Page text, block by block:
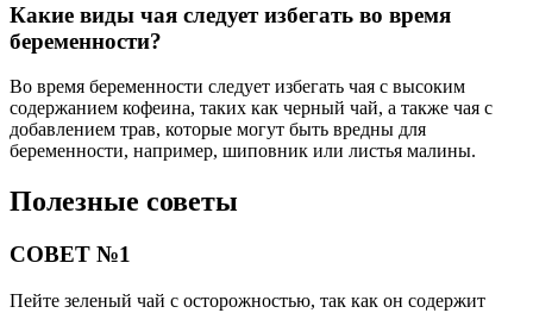
Какие виды чая следует избегать во время
беременности?
Во время беременности следует избегать чая с высоким
содержанием кофеина, таких как черный чай, а также чая с
добавлением трав, которые могут быть вредны для
беременности, например, шиповник или листья малины.
Полезные советы
СОВЕТ №1
Пейте зеленый чай с осторожностью, так как он содержит